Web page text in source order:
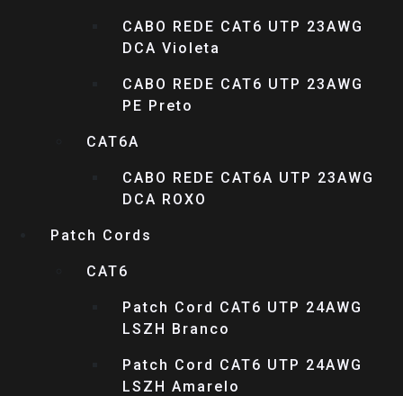
CABO REDE CAT6 UTP 23AWG
DCA Violeta
CABO REDE CAT6 UTP 23AWG
PE Preto
CAT6A
CABO REDE CAT6A UTP 23AWG
DCA ROXO
Patch Cords
CAT6
Patch Cord CAT6 UTP 24AWG
LSZH Branco
Patch Cord CAT6 UTP 24AWG
LSZH Amarelo